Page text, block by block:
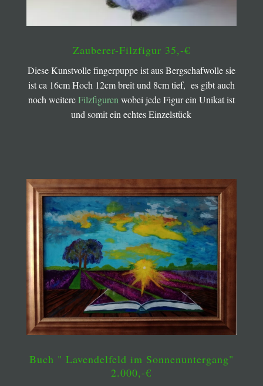
Zauberer-Filzfigur 35,-€
Diese Kunstvolle fingerpuppe ist aus Bergschafwolle sie
ist ca 16cm Hoch 12cm breit und 8cm tief, es gibt auch
noch weitereFilzfiguren wobei jede Figur ein Unikat ist
und somit ein echtes Einzelstück
Buch " Lavendelfeld im Sonnenuntergang"
2.000,-€